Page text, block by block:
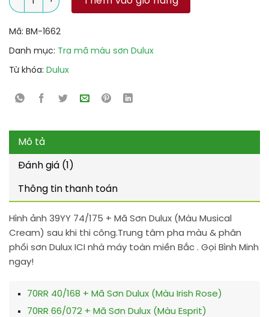
Mã: BM-1662
Danh mục: Tra mã màu sơn Dulux
Từ khóa: Dulux
Mô tả
Đánh giá (1)
Thông tin thanh toán
Hình ảnh 39YY 74/175 + Mã Sơn Dulux (Màu Musical
Cream) sau khi thi công.Trung tâm pha màu & phân
phối sơn Dulux ICI nhà máy toàn miền Bắc . Gọi Bình Minh
ngay!
70RR 40/168 + Mã Sơn Dulux (Màu Irish Rose)
70RR 66/072 + Mã Sơn Dulux (Màu Esprit)